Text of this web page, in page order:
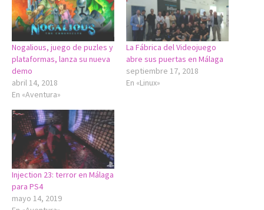
Nogalious, juego de puzles y
plataformas, lanza su nueva
demo
abril 14, 2018
En «Aventura»
La Fábrica del Videojuego
abre sus puertas en Málaga
septiembre 17, 2018
En «Linux»
Injection 23: terror en Málaga
para PS4
mayo 14, 2019